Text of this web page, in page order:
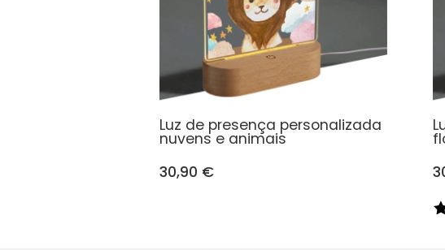
Luz de presença personalizada
nuvens e animais
30,90 €